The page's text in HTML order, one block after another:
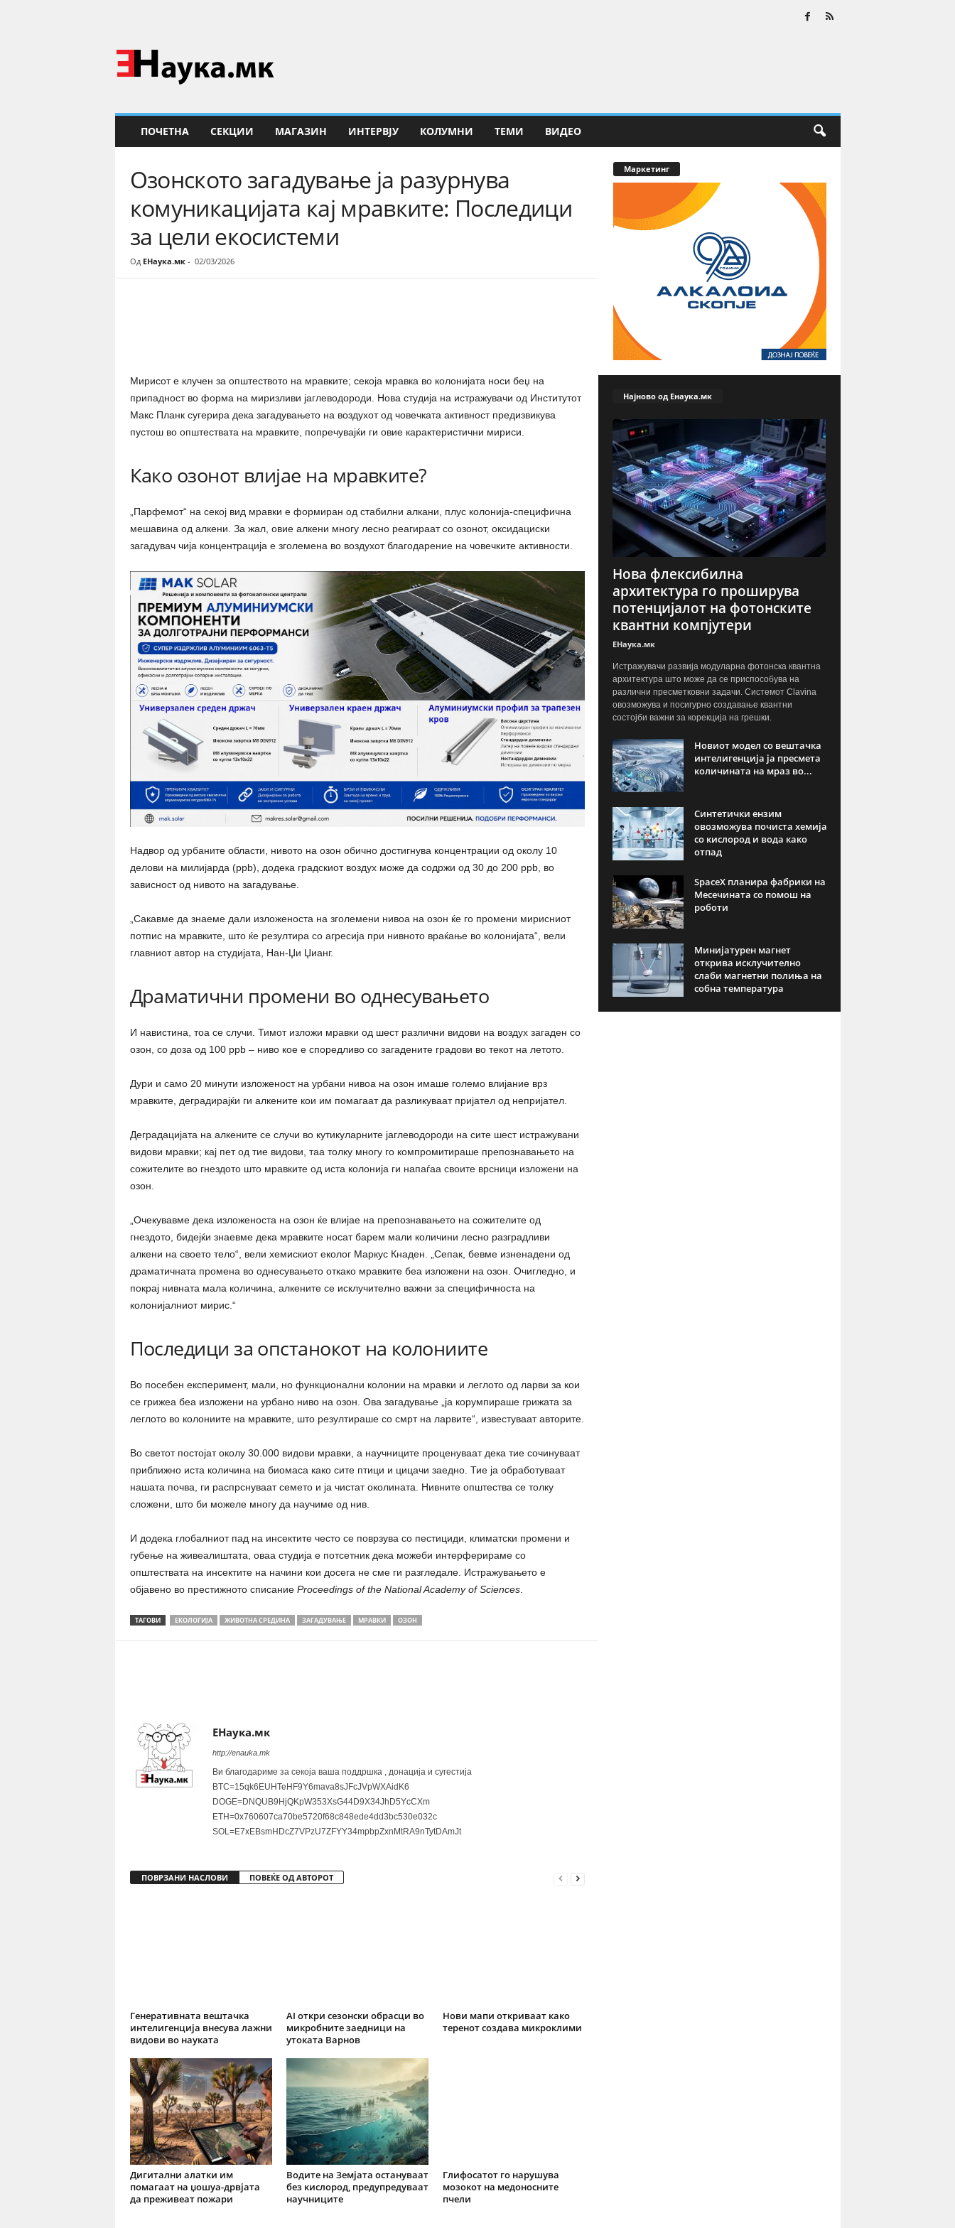
Н
а
у
ПОЧЕТНА СЕКЦИИ МАГАЗИН ИНТЕРВЈУ КОЛУМНИ ТЕМИ ВИДЕО
Озонското загадување ја разурнува
комуникацијата кај мравките: Последици
за цели екосистеми
Од ЕНаука.мк- 02/03/2026
Мирисот е клучен за општеството на мравките; секоја мравка во колонијата носи беџ на
припадност во форма на миризливи јаглеводороди. Нова студија на истражувачи од Институтот
Макс Планк сугерира дека загадувањето на воздухот од човечката активност предизвикува
пустош во општествата на мравките, попречувајќи ги овие карактеристични мириси.
Како озонот влијае на мравките?
„Парфемот“ на секој вид мравки е формиран од стабилни алкани, плус колонија-специфична
мешавина од алкени. За жал, овие алкени многу лесно реагираат со озонот, оксидациски
загадувач чија концентрација е зголемена во воздухот благодарение на човечките активности.
Надвор од урбаните области, нивото на озон обично достигнува концентрации од околу 10
делови на милијарда (ppb), додека градскиот воздух може да содржи од 30 до 200 ppb, во
зависност од нивото на загадување.
„Сакавме да знаеме дали изложеноста на зголемени нивоа на озон ќе го промени мирисниот
потпис на мравките, што ќе резултира со агресија при нивното враќање во колонијата“, вели
главниот автор на студијата, Нан-Џи Џианг.
Драматични промени во однесувањето
И навистина, тоа се случи. Тимот изложи мравки од шест различни видови на воздух загаден со
озон, со доза од 100 ppb – ниво кое е споредливо со загадените градови во текот на летото.
Дури и само 20 минути изложеност на урбани нивоа на озон имаше големо влијание врз
мравките, деградирајќи ги алкените кои им помагаат да разликуваат пријател од непријател.
Деградацијата на алкените се случи во кутикуларните јаглеводороди на сите шест истражувани
видови мравки; кај пет од тие видови, таа толку многу го компромитираше препознавањето на
сожителите во гнездото што мравките од иста колонија ги напаѓаа своите врсници изложени на
озон.
„Очекувавме дека изложеноста на озон ќе влијае на препознавањето на сожителите од
гнездото, бидејќи знаевме дека мравките носат барем мали количини лесно разградливи
алкени на своето тело“, вели хемискиот еколог Маркус Кнаден. „Сепак, бевме изненадени од
драматичната промена во однесувањето откако мравките беа изложени на озон. Очигледно, и
покрај нивната мала количина, алкените се исклучително важни за специфичноста на
колонијалниот мирис.“
Последици за опстанокот на колониите
Во посебен експеримент, мали, но функционални колонии на мравки и леглото од ларви за кои
се грижеа беа изложени на урбано ниво на озон. Ова загадување „ја корумпираше грижата за
леглото во колониите на мравките, што резултираше со смрт на ларвите“, известуваат авторите.
Во светот постојат околу 30.000 видови мравки, а научниците проценуваат дека тие сочинуваат
приближно иста количина на биомаса како сите птици и цицачи заедно. Тие ја обработуваат
нашата почва, ги распрснуваат семето и ја чистат околината. Нивните општества се толку
сложени, што би можеле многу да научиме од нив.
И додека глобалниот пад на инсектите често се поврзува со пестициди, климатски промени и
губење на живеалиштата, оваа студија е потсетник дека можеби интерферираме со
општествата на инсектите на начини кои досега не сме ги разгледале. Истражувањето е
објавено во престижното списание Proceedings of the National Academy of Sciences.
ТАГОВИ ЕКОЛОГИЈА ЖИВОТНА СРЕДИНА ЗАГАДУВАЊЕ МРАВКИ ОЗОН
ЕНаука.мк
http://enauka.mk
Ви благодариме за секоја ваша поддршка , донација и сугестија
BTC=15qk6EUHTeHF9Y6mava8sJFcJVpWXAidK6
DOGE=DNQUB9HjQKpW353XsG44D9X34JhD5YcCXm
ETH=0x760607ca70be5720f68c848ede4dd3bc530e032c
SOL=E7xEBsmHDcZ7VPzU7ZFYY34mpbpZxnMtRA9nTytDAmJt
ПОВРЗАНИ НАСЛОВИ ПОВЕЌЕ ОД АВТОРОТ
Генеративната вештачка
интелигенција внесува лажни
видови во науката
AI откри сезонски обрасци во
микробните заедници на
утоката Варнов
Нови мапи откриваат како
теренот создава микроклими
Дигитални алатки им
помагаат на џошуа-дрвјата
да преживеат пожари
Водите на Земјата остануваат
без кислород, предупредуваат
научниците
Глифосатот го нарушува
мозокот на медоносните
пчели
Маркетинг
Најново од Енаука.мк
Нова флексибилна
архитектура го проширува
потенцијалот на фотонските
квантни компјутери
ЕНаука.мк
Истражувачи развија модуларна фотонска квантна
архитектура што може да се приспособува на
различни пресметковни задачи. Системот Clavina
овозможува и посигурно создавање квантни
состојби важни за корекција на грешки.
Новиот модел со вештачка
интелигенција ја пресмета
количината на мраз во...
Синтетички ензим
овозможува почиста хемија
со кислород и вода како
отпад
SpaceX планира фабрики на
Месечината со помош на
роботи
Минијатурен магнет
открива исклучително
слаби магнетни полиња на
собна температура